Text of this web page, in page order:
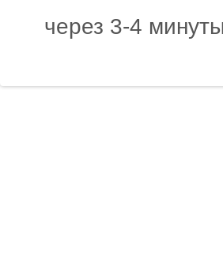
через 3-4